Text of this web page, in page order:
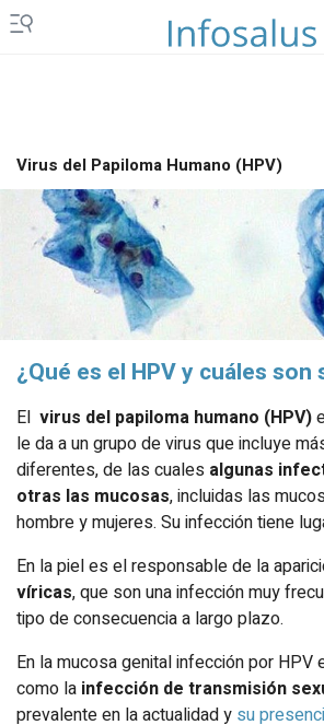
Virus del Papiloma Humano (HPV)
¿Qué es el HPV y cuáles son
El virus del papiloma humano (HPV)
le da a un grupo de virus que incluye
diferentes, de las cuales algunas
otras las mucosas, incluidas las
hombre y mujeres. Su infección tiene
En la piel es el responsable de la
víricas, que son una infección muy
tipo de consecuencia a largo plazo.
En la mucosa genital infección por HPV
como la infección de transmisión
prevalente en la actualidad y su